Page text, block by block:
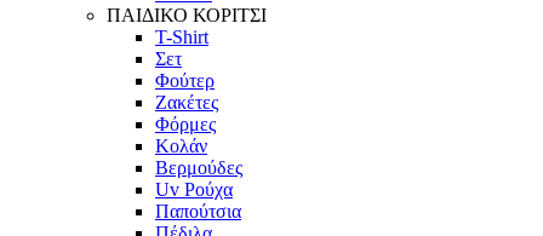
ΠΑΙΔΙΚΟ ΚΟΡΙΤΣΙ
T-Shirt
Σετ
Φούτερ
Ζακέτες
Φόρμες
Κολάν
Βερμούδες
Uv Ρούχα
Παπούτσια